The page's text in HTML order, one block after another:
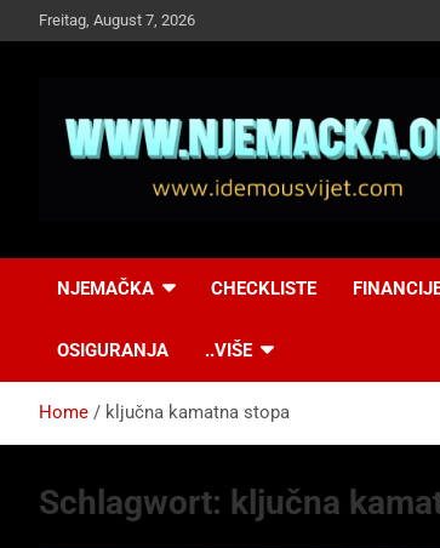
to
Freitag, August 7, 2026
Idemo u Svijet-
NJEMAČKA CHECKLISTE
OSIGURANJA ..VIŠE
Home ključna kamatna stopa
Schlagwort: ključna